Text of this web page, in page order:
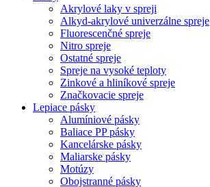
Akrylové laky v spreji
Alkyd-akrylové univerzálne spreje
Fluorescenčné spreje
Nitro spreje
Ostatné spreje
Spreje na vysoké teploty
Zinkové a hliníkové spreje
Značkovacie spreje
Lepiace pásky
Alumíniové pásky
Baliace PP pásky
Kancelárske pásky
Maliarske pásky
Motúzy
Obojstranné pásky